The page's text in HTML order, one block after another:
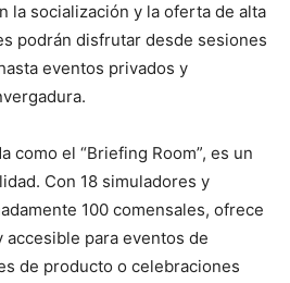
la socialización y la oferta de alta
podrán disfrutar desde sesiones
eventos privados y
como el “Briefing Room”, es un
Con 18 simuladores y
100 comensales, ofrece
para eventos de
de producto o celebraciones